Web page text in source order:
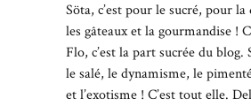
Söta, c’est pour le sucré, pour
les gâteaux et la gourmandise !
Flo, c’est la part sucrée du blog.
le salé, le dynamisme, le
et l’exotisme ! C’est tout elle.